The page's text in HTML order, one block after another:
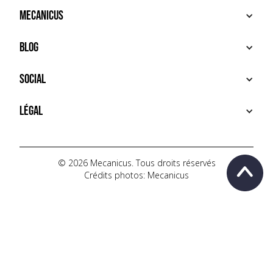
ACHETER
VENDRE
SERVICES PREMIUM
Mecanicus
À PROPOS
HOUSE MECANICUS
CONTACT
Blog
NEWS
VIDÉOS
AUTOPÉDIA
Social
INSTAGRAM
TIKTOK
YOUTUBE
Légal
POLITIQUE DE CONFIDENTIALITÉ
© 2026 Mecanicus. Tous droits réservés
Crédits photos: Mecanicus